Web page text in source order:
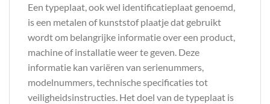
Een typeplaat, ook wel identificatieplaat genoemd,
is een metalen of kunststof plaatje dat gebruikt
wordt om belangrijke informatie over een product,
machine of installatie weer te geven. Deze
informatie kan variëren van serienummers,
modelnummers, technische specificaties tot
veiligheidsinstructies. Het doel van de typeplaat is